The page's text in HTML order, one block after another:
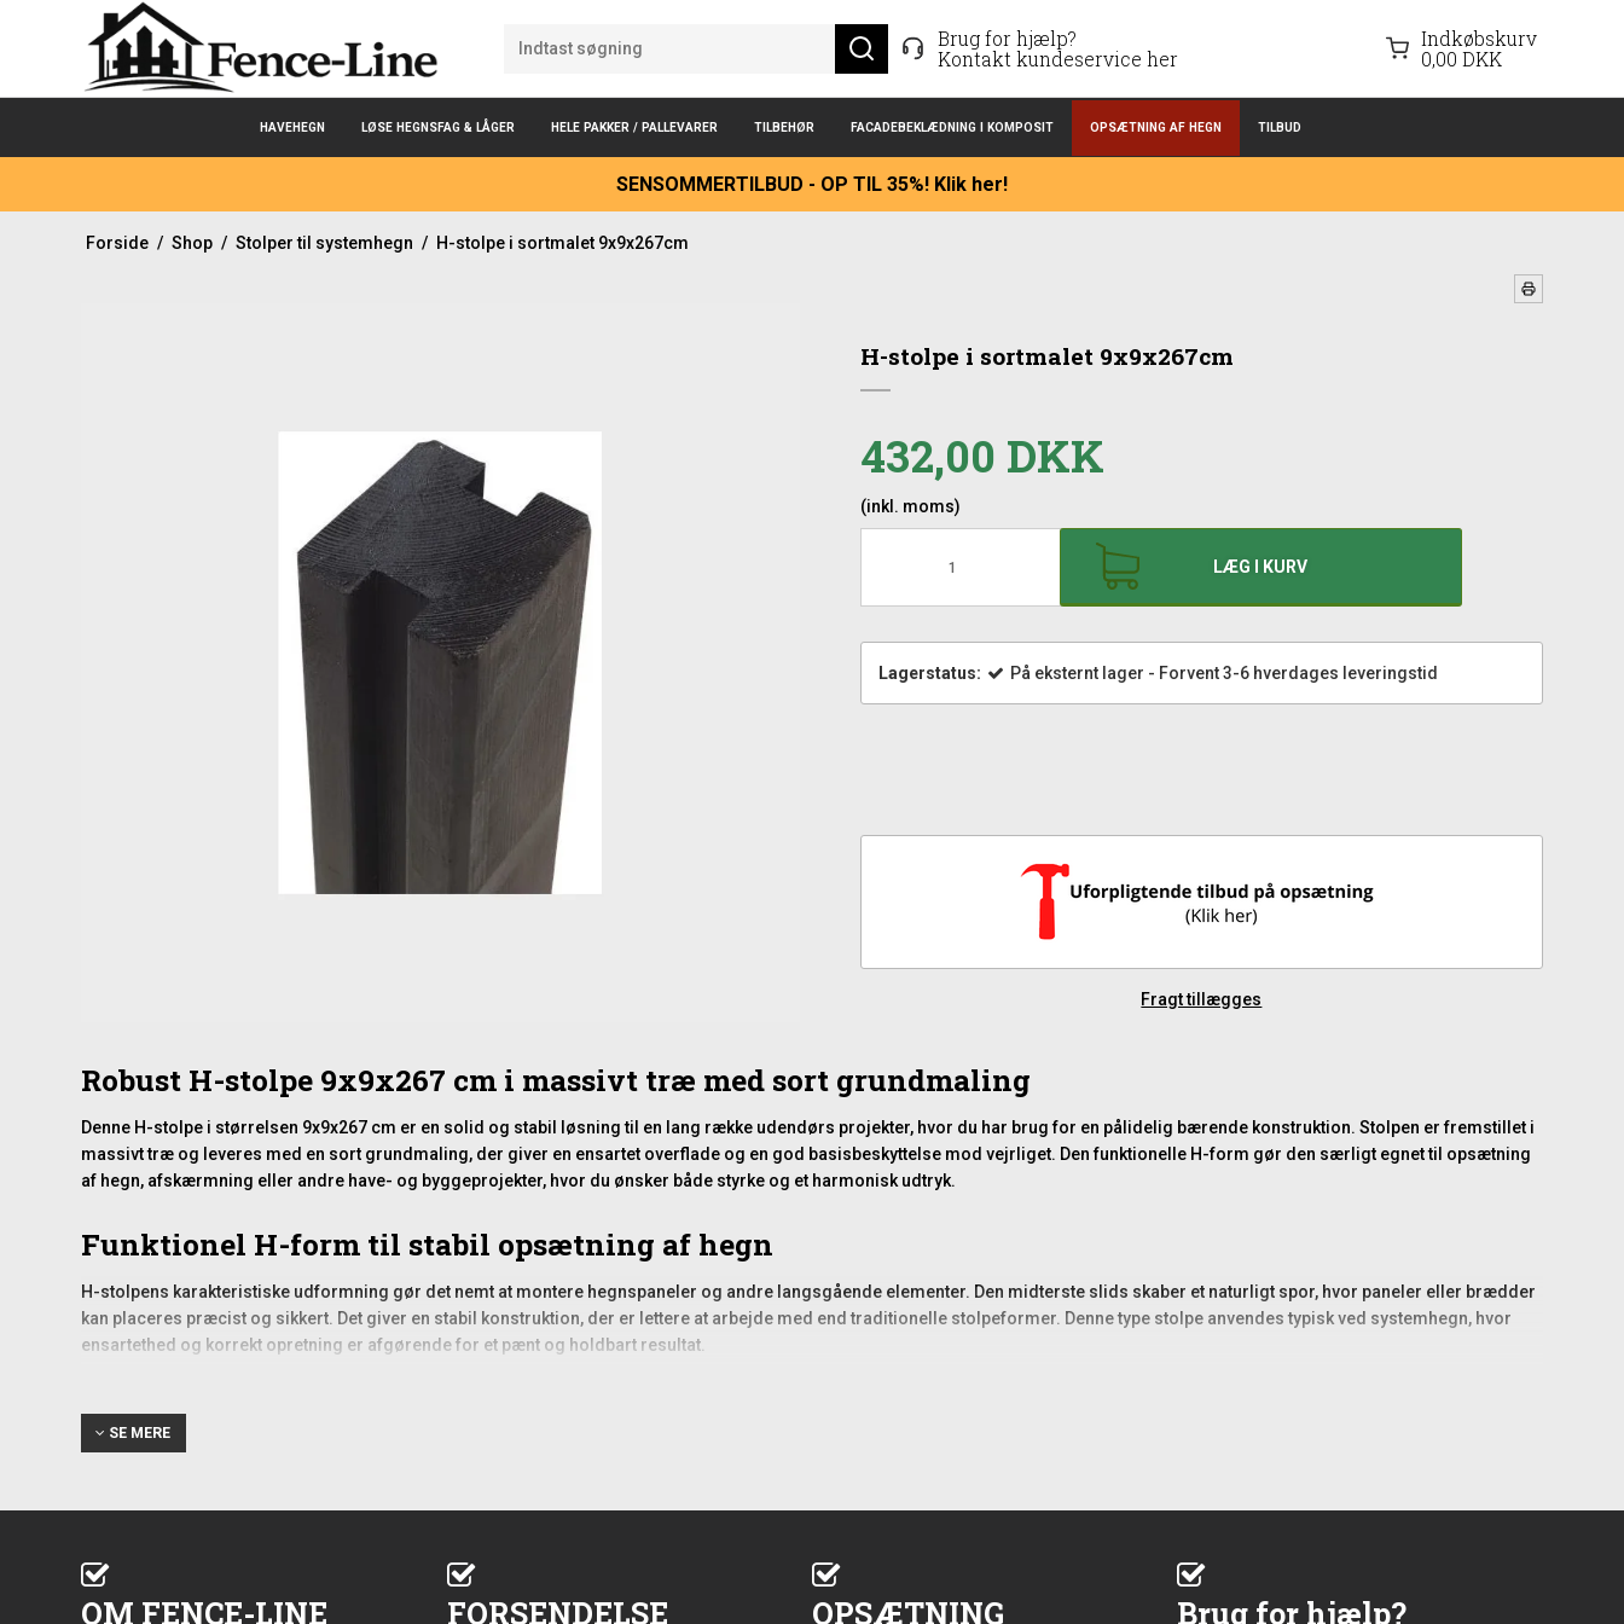
Brug for hjælp?
Kontakt kundeservice her
Indkøbskurv
0,00 DKK
HAVEHEGN LØSE HEGNSFAG & LÅGER HELE PAKKER / PALLEVARER TILBEHØR FACADEBEKLÆDNING I KOMPOSIT OPSÆTNING AF HEGN TILBUD
SENSOMMERTILBUD - OP TIL 35%! Klik her!
Forside / Shop / Stolper til systemhegn / H-stolpe i sortmalet 9x9x267cm
H-stolpe i sortmalet 9x9x267cm
432,00 DKK
(inkl. moms)
LÆG I KURV
Lagerstatus: På eksternt lager - Forvent 3-6 hverdages leveringstid
Fragt tillægges
Robust H-stolpe 9x9x267 cm i massivt træ med sort grundmaling
Denne H-stolpe i størrelsen 9x9x267 cm er en solid og stabil løsning til en lang række udendørs projekter, hvor du har brug for en pålidelig bærende konstruktion. Stolpen er fremstillet i
massivt træ og leveres med en sort grundmaling, der giver en ensartet overflade og en god basisbeskyttelse mod vejrliget. Den funktionelle H-form gør den særligt egnet til opsætning
af hegn, afskærmning eller andre have- og byggeprojekter, hvor du ønsker både styrke og et harmonisk udtryk.
Funktionel H-form til stabil opsætning af hegn
H-stolpens karakteristiske udformning gør det nemt at montere hegnspaneler og andre langsgående elementer. Den midterste slids skaber et naturligt spor, hvor paneler eller brædder
kan placeres præcist og sikkert. Det giver en stabil konstruktion, der er lettere at arbejde med end traditionelle stolpeformer. Denne type stolpe anvendes typisk ved systemhegn, hvor
ensartethed og korrekt opretning er afgørende for et pænt og holdbart resultat.
Velegnet til både nye hegn og udskiftning af eksisterende stolper
Stolpen kan bruges som en del af en komplet, ny hegnsinstallation, men den egner sig også godt til renovering og udskiftning af enkelte stolper i en eksisterende konstruktion. De
over terræn eller nedgraves for ekstra stabilitet, alt efter projektets krav.
Overfladebehandling og holdbarhed i udendørs miljø
Træet er grundmalet sort, hvilket giver en første beskyttelse mod fugt, UV-stråler og begyndende nedbrydning. Grundmalingen fungerer som et stabilt underlag for en eventuel
SE MERE
OM FENCE-LINE FORSENDELSE OPSÆTNING Brug for hjælp?